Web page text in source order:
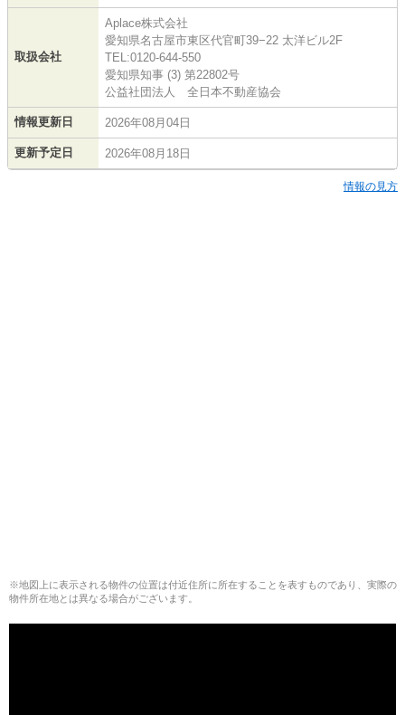
取扱会社
Aplace株式会社
愛知県名古屋市東区代官町39−22 太洋ビル2F
TEL:0120-644-550
愛知県知事 (3) 第22802号
公益社団法人 全日本不動産協会
情報更新日 2026年08月04日
更新予定日 2026年08月18日
情報の見方
※地図上に表示される物件の位置は付近住所に所在することを表すものであり、実際の
物件所在地とは異なる場合がございます。